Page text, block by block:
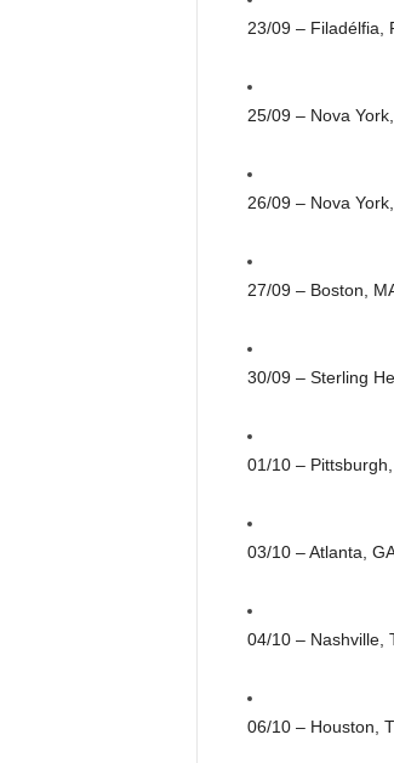
23/09 – Filadélfia,
25/09 – Nova
26/09 – Nova
27/09 – Boston,
30/09 – Sterling
01/10 –
03/10 – Atlanta,
04/10 – Nashville,
06/10 – Houston,